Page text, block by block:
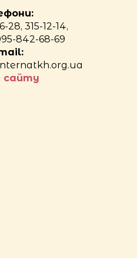
28, 315-12-14,
842-68-69
сайту